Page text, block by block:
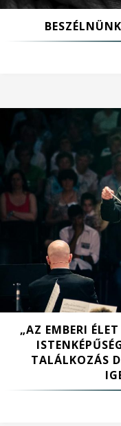
„AZ EMBERI
TALÁLKOZÁS